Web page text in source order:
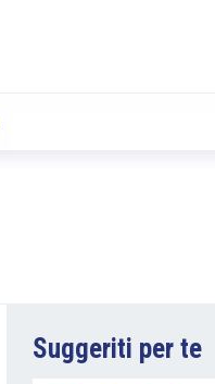
Suggeriti per te